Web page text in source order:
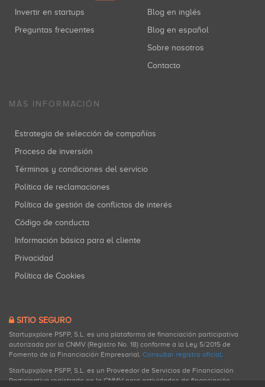
Invertir en startups
Preguntas frecuentes
Blog en inglés
Blog en español
Sobre nosotros
Contacto
MÁS INFORMACIÓN
Estrategia de selección de compañías
Proceso de inversión
Términos y condiciones del servicio
Política de reclamaciones
Política de gestión de conflictos de interés
Código de conducta
Información básica para el cliente
Privacidad
Política de Cookies
SITIO SEGURO
Startupxplore PSFP, S.L. es una plataforma de financiación participativa
autorizada por la CNMV (Registro No. 18) conforme a la Ley 5/2015 de
Fomento de la Financiación Empresarial. Consultar registro oficial.
Startupxplore PSFP, S.L. es un Proveedor de Servicios de Financiación
Participativa registrado en la CNMV para actividades de financiación